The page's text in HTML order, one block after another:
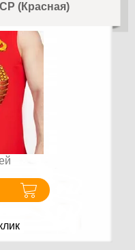
(Красная)